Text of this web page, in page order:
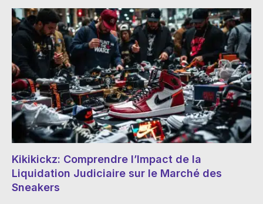
Kikikickz: Comprendre l’Impact de la
Liquidation Judiciaire sur le Marché des
Sneakers